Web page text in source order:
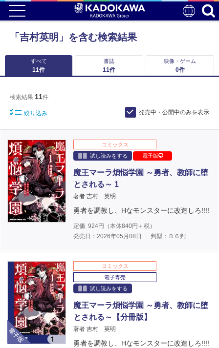
「吉村英明」を含む検索結果
すべて
11件
書誌
11件
映像・ゲーム
0件
検索結果 11件
絞り込み 発売中・公開中のみを表示
コミックス
試し読みをする
電子版
魔王マーラ煩悩学園 ～勇者、教師に堕
とされる～ 1
著者 吉村 英明
勇者を調教し、Hなモンスターに改造しろ!!!!
定価 924円（本体840円＋税）
発売日：2026年05月08日
判型：Ｂ６判
電子版
コミックス
電子専売
試し読みをする
魔王マーラ煩悩学園 ～勇者、教師に堕
とされる～【分冊版】
著者 吉村 英明
勇者を調教し、Hなモンスターに改造しろ!!!!